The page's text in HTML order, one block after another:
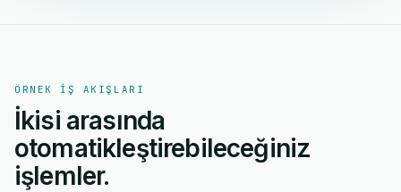
ÖRNEK IŞ AKIŞLARI
İkisi arasında
otomatikleştirebileceğiniz
işlemler.